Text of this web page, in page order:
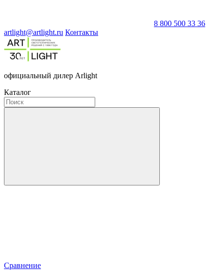
8 800 500 33 36
artlight@artlight.ru Контакты
официальный дилер Arlight
Каталог
Сравнение